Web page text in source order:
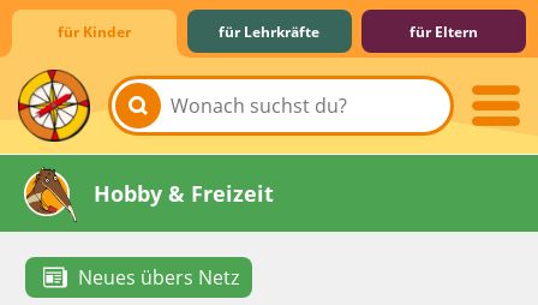
für Kinder für Lehrkräfte für Eltern
Lernen & Schule
Hobby & Freizeit
Neues übers Netz